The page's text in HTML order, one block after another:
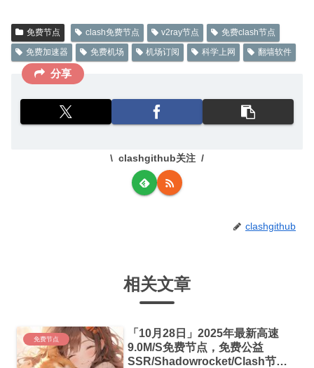
免费节点 clash免费节点 v2ray节点
免费clash节点
免费加速器
免费机场 机场订阅 科学上网 翻墙软件
分享
clashgithub关注
clashgithub
相关文章
免费节点
「10月28日」2025年最新高速
9.0M/S免费节点，免费公益
SSR/Shadowrocket/Clash节